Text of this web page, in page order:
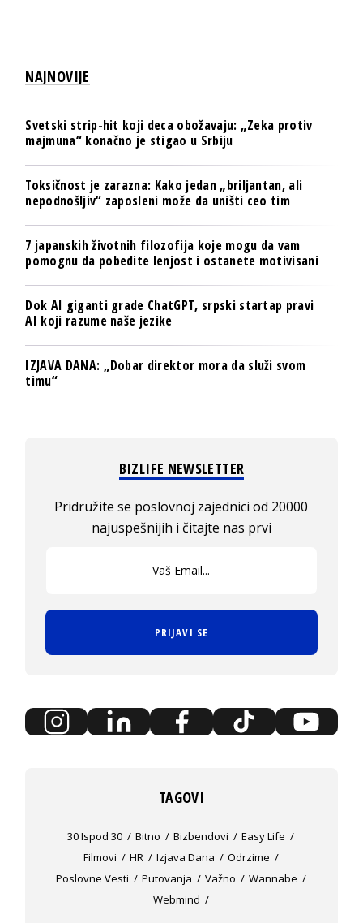
NAJNOVIJE
Svetski strip-hit koji deca obožavaju: „Zeka protiv
majmuna“ konačno je stigao u Srbiju
Toksičnost je zarazna: Kako jedan „briljantan, ali
nepodnošljiv“ zaposleni može da uništi ceo tim
7 japanskih životnih filozofija koje mogu da vam
pomognu da pobedite lenjost i ostanete motivisani
Dok AI giganti grade ChatGPT, srpski startap pravi
AI koji razume naše jezike
IZJAVA DANA: „Dobar direktor mora da služi svom
timu“
BIZLIFE NEWSLETTER
Pridružite se poslovnoj zajednici od 20000
najuspešnijih i čitajte nas prvi
PRIJAVI SE
TAGOVI
30 Ispod 30 Bitno Bizbendovi
Easy Life
Filmovi
HR Izjava Dana
Odrzime
Poslovne Vesti
Putovanja Važno
Wannabe
Webmind